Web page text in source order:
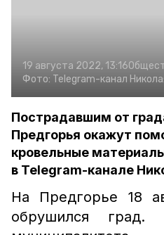
19 августа 2022, 13:16
Фото: Telegram-канал
Пострадавшим от
Предгорья окажут
кровельные
в Telegram-канале
На Предгорье 18
обрушился град.